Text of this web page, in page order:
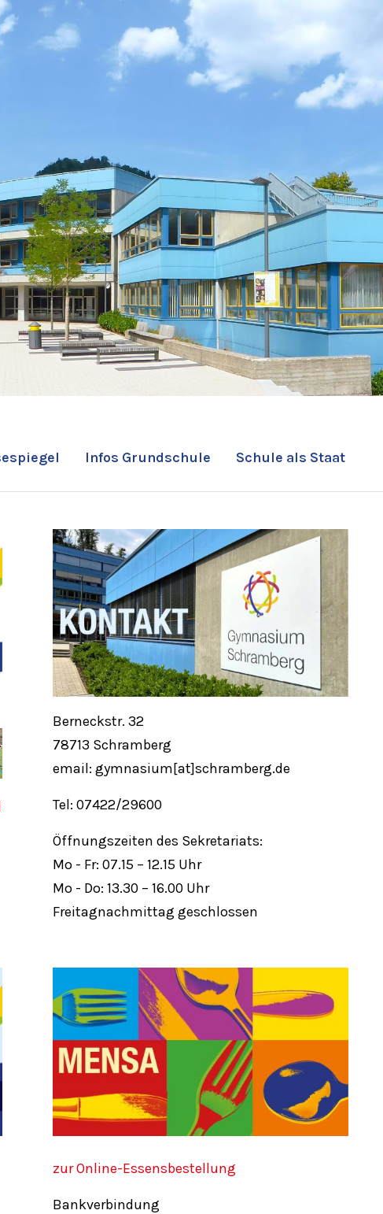
Infos Grundschule Schule als Staat
Berneckstr. 32
78713 Schramberg
email: gymnasium[at]schramberg.de
Tel: 07422/29600
Öffnungszeiten des Sekretariats:
Mo - Fr: 07.15 – 12.15 Uhr
Mo - Do: 13.30 – 16.00 Uhr
Freitagnachmittag geschlossen
zur Online-Essensbestellung
Bankverbindung